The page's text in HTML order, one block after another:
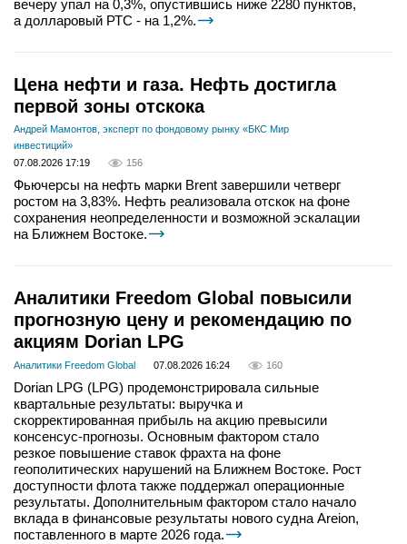
вечеру упал на 0,3%, опустившись ниже 2280 пунктов,
а долларовый РТС - на 1,2%.
Цена нефти и газа. Нефть достигла
первой зоны отскока
Андрей Мамонтов, эксперт по фондовому рынку «БКС Мир
инвестиций»
07.08.2026 17:19
156
Фьючерсы на нефть марки Brent завершили четверг
ростом на 3,83%. Нефть реализовала отскок на фоне
сохранения неопределенности и возможной эскалации
на Ближнем Востоке.
Аналитики Freedom Global повысили
прогнозную цену и рекомендацию по
акциям Dorian LPG
Аналитики Freedom Global 07.08.2026 16:24 160
Dorian LPG (LPG) продемонстрировала сильные
квартальные результаты: выручка и
скорректированная прибыль на акцию превысили
консенсус-прогнозы. Основным фактором стало
резкое повышение ставок фрахта на фоне
геополитических нарушений на Ближнем Востоке. Рост
доступности флота также поддержал операционные
результаты. Дополнительным фактором стало начало
вклада в финансовые результаты нового судна Areion,
поставленного в марте 2026 года.